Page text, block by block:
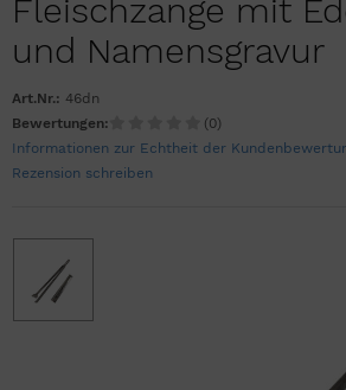
Fleischzange mit
und Namensgravur
Art.Nr.: 46dn
Bewertungen:
(0)
Informationen zur Echtheit der
Rezension schreiben